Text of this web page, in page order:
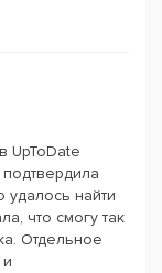
UpToDate
найти
что смогу так
Отдельное